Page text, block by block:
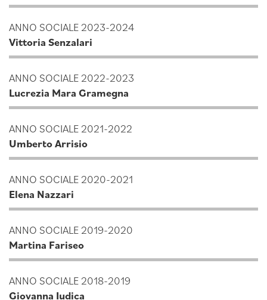
ANNO SOCIALE 2023-2024
Vittoria Senzalari
ANNO SOCIALE 2022-2023
Lucrezia Mara Gramegna
ANNO SOCIALE 2021-2022
Umberto Arrisio
ANNO SOCIALE 2020-2021
Elena Nazzari
ANNO SOCIALE 2019-2020
Martina Fariseo
ANNO SOCIALE 2018-2019
Giovanna Iudica